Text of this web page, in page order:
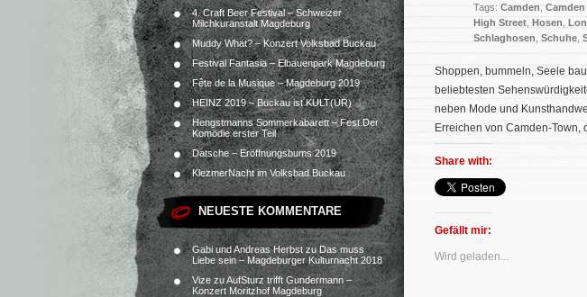
4. Craft Beer Festival – Schweizer
Milchkuranstalt Magdeburg
Muddy What? – Konzert Volksbad Buckau
Festival Fantasia – Elbauenpark Magdeburg
Fête de la Musique – Magdeburg 2019
HEINZ 2019 – Buckau ist KULT(UR)
Hengstmanns Sommerkabarett – Fest.Der
Komödie erster Teil
Datsche – Eröffnungsbums 2019
KlezmerNacht im Volksbad Buckau
NEUESTE KOMMENTARE
Gabi und Andreas HerbstzuDas muss
Liebe sein – Magdeburger Kulturnacht 2018
Vize zuAufSturz trifft Gundermann –
Konzert Moritzhof Magdeburg
Tags: Camden
High Street Hosen
Schlaghosen Schuhe
Shoppen, bummeln, Seele
beliebtesten
neben Mode und
Erreichen von Camden-
Share with:
Gefällt mir:
Wird geladen...